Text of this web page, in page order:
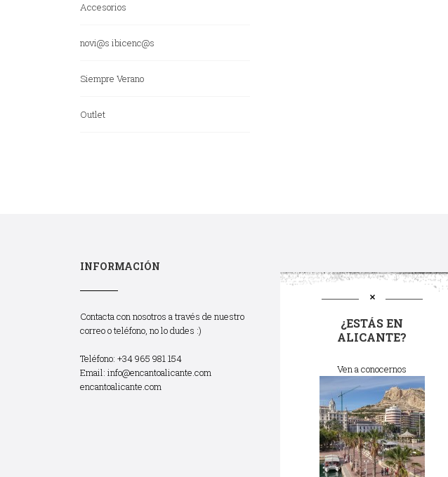
Accesorios
novi@s ibicenc@s
Siempre Verano
Outlet
INFORMACIÓN
Contacta con nosotros a través de nuestro
correo o teléfono, no lo dudes :)
Teléfono: +34 965 981 154
Email: info@encantoalicante.com
encantoalicante.com
¿ESTÁS EN
ALICANTE?
Ven a conocernos